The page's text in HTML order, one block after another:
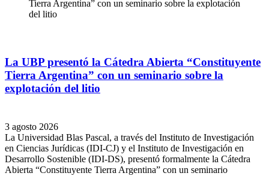
La UBP presentó la Cátedra Abierta “Constituyente
Tierra Argentina” con un seminario sobre la
explotación del litio
3 agosto 2026
La Universidad Blas Pascal, a través del Instituto de Investigación
en Ciencias Jurídicas (IDI-CJ) y el Instituto de Investigación en
Desarrollo Sostenible (IDI-DS), presentó formalmente la Cátedra
Abierta “Constituyente Tierra Argentina” con un seminario